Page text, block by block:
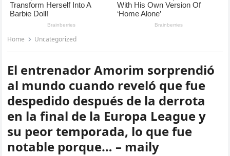
Home Uncategorized
El entrenador Amorim sorprendió
al mundo cuando reveló que fue
despedido después de la derrota
en la final de la Europa League y
su peor temporada, lo que fue
notable porque… – maily